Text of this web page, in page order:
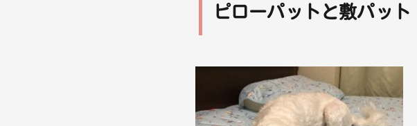
ピローパットと敷パット